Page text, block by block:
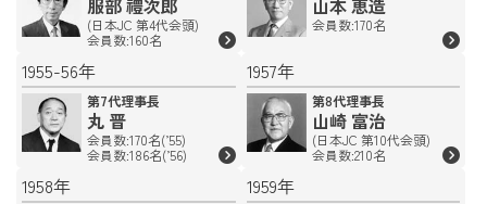
(日本JC 第4代会頭)
会員数:160名
会員数:170名
1955-56年
第7代理事長
丸 晋
会員数:170名(’55)
会員数:186名(’56)
1957年
第8代理事長
山崎 富治
(日本JC 第10代会頭)
会員数:210名
1958年 1959年